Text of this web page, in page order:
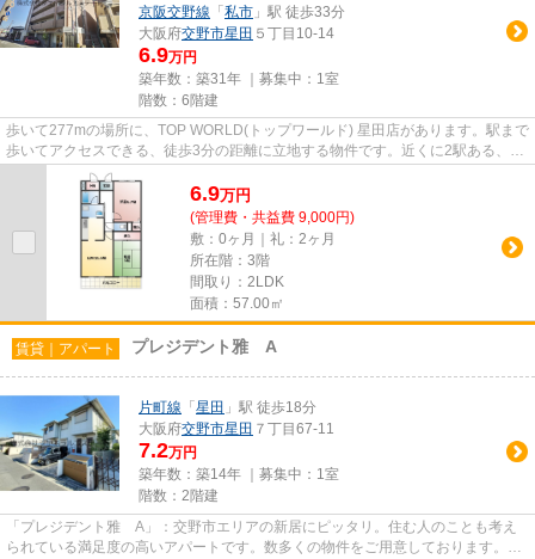
京阪交野線 「 私市 」駅 徒歩33分
大阪府交野市星田 ５丁目10-14
6.9万円
築年数：築31年 ｜募集中： 1室
階数：6階建
歩いて277mの場所に、TOP WORLD(トップワールド) 星田店があります。駅まで
歩いてアクセスできる、徒歩3分の距離に立地する物件です。近くに2駅ある、ア
クセスが良い物件です。造りと...
6.9万円
(管理費・共益費 9,000円)
敷：0ヶ月｜礼：2ヶ月
所在階：3階
間取り：2LDK
面積：57.00㎡
賃貸｜アパート プレジデント雅 A
片町線 「 星田 」駅 徒歩18分
大阪府交野市星田 ７丁目67-11
7.2万円
築年数：築14年 ｜募集中： 1室
階数：2階建
「プレジデント雅 A」：交野市エリアの新居にピッタリ。住む人のことも考え
られている満足度の高いアパートです。数多くの物件をご用意しております。お